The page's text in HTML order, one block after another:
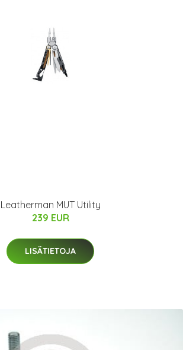
Leatherman MUT Utility
239 EUR
LISÄTIETOJA